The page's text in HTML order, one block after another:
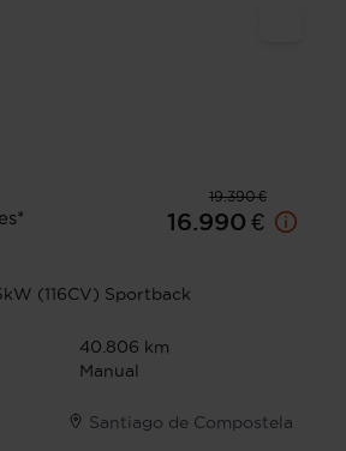
19.390 €
16.990 €
(116CV) Sportback
40.806 km
Manual
Santiago de Compostela